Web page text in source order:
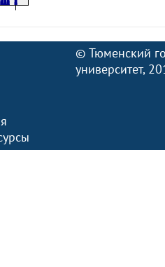
© Тюменский
университет,